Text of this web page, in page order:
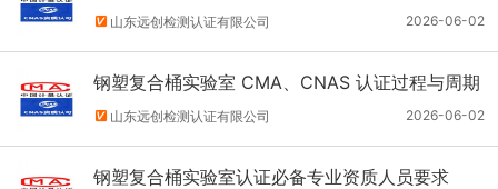
2026-06-02
山东远创检测认证有限公司
钢塑复合桶实验室 CMA、CNAS 认证过程与周期
2026-06-02
山东远创检测认证有限公司
钢塑复合桶实验室认证必备专业资质人员要求